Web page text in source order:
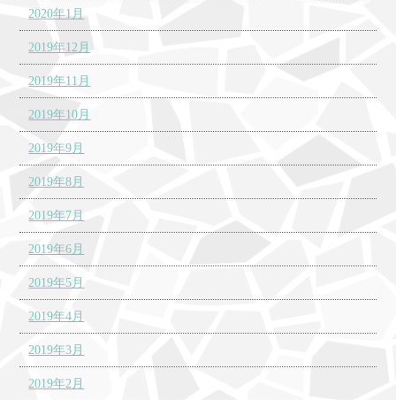
2020年1月
2019年12月
2019年11月
2019年10月
2019年9月
2019年8月
2019年7月
2019年6月
2019年5月
2019年4月
2019年3月
2019年2月